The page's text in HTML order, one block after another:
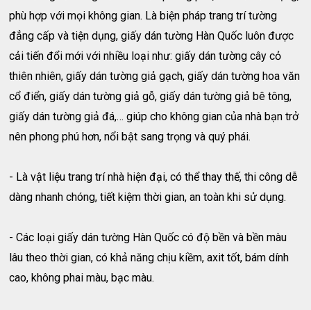
phù hợp với mọi không gian. Là biện pháp trang trí tường
đẳng cấp và tiện dụng, giấy dán tường Hàn Quốc luôn được
cải tiến đổi mới với nhiều loại như: giấy dán tường cây cỏ
thiên nhiên, giấy dán tường giả gạch, giấy dán tường hoa văn
cổ điển, giấy dán tường giả gỗ, giấy dán tường giả bê tông,
giấy dán tường giả đá,… giúp cho không gian của nhà bạn trở
nên phong phú hơn, nổi bật sang trọng và quý phái.
- Là vật liệu trang trí nhà hiện đại, có thể thay thế, thi công dễ
dàng nhanh chóng, tiết kiệm thời gian, an toàn khi sử dụng.
- Các loại giấy dán tường Hàn Quốc có độ bền và bền màu
lâu theo thời gian, có khả năng chịu kiềm, axit tốt, bám dính
cao, không phai màu, bạc màu.